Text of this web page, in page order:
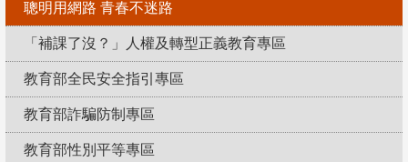
聰明用網路 青春不迷路
「補課了沒？」人權及轉型正義教育專區
教育部全民安全指引專區
教育部詐騙防制專區
教育部性別平等專區